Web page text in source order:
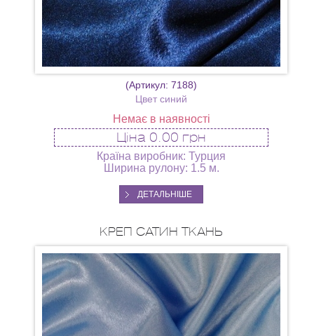
(Артикул: 7188)
Цвет синий
Немає в наявності
Ціна 0.00 грн
Країна виробник: Турция
Ширина рулону: 1.5 м.
ДЕТАЛЬНІШЕ
КРЕП САТИН ТКАНЬ